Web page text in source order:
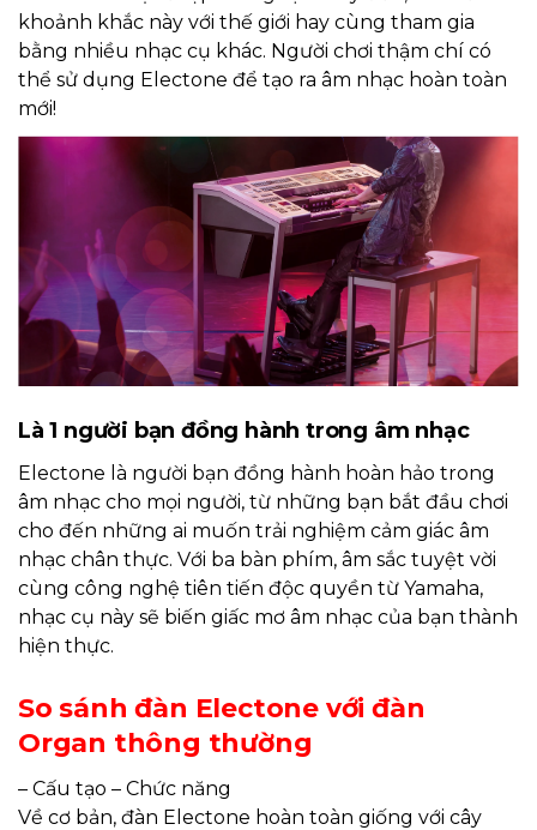
khoảnh khắc này với thế giới hay cùng tham gia
bằng nhiều nhạc cụ khác. Người chơi thậm chí có
thể sử dụng Electone để tạo ra âm nhạc hoàn toàn
mới!
Là 1 người bạn đồng hành trong âm nhạc
Electone là người bạn đồng hành hoàn hảo trong
âm nhạc cho mọi người, từ những bạn bắt đầu chơi
cho đến những ai muốn trải nghiệm cảm giác âm
nhạc chân thực. Với ba bàn phím, âm sắc tuyệt vời
cùng công nghệ tiên tiến độc quyền từ Yamaha,
nhạc cụ này sẽ biến giấc mơ âm nhạc của bạn thành
hiện thực.
So sánh đàn Electone với đàn
Organ thông thường
– Cấu tạo – Chức năng
Về cơ bản, đàn Electone hoàn toàn giống với cây